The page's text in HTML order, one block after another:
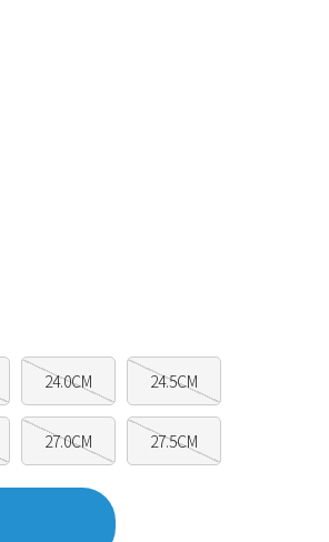
24.0CM 24.5CM
27.0CM 27.5CM